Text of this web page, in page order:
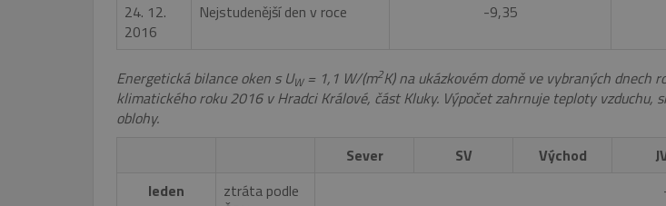
24. 12.
2016
Nejstudenější den v roce -9,35
Energetická bilance oken s UW= 1,1 W/(m2K) na ukázkovém domě ve vybraných dnech
klimatického roku 2016 v Hradci Králové, část Kluky. Výpočet zahrnuje teploty
oblohy.
Sever
SV Východ
leden
ztráta podle